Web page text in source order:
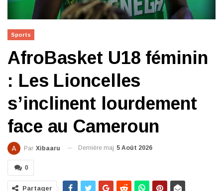
Sports
AfroBasket U18 féminin
: Les Lioncelles
s’inclinent lourdement
face au Cameroun
Par Xibaaru Dernière maj 5 Août 2026
0
Partager